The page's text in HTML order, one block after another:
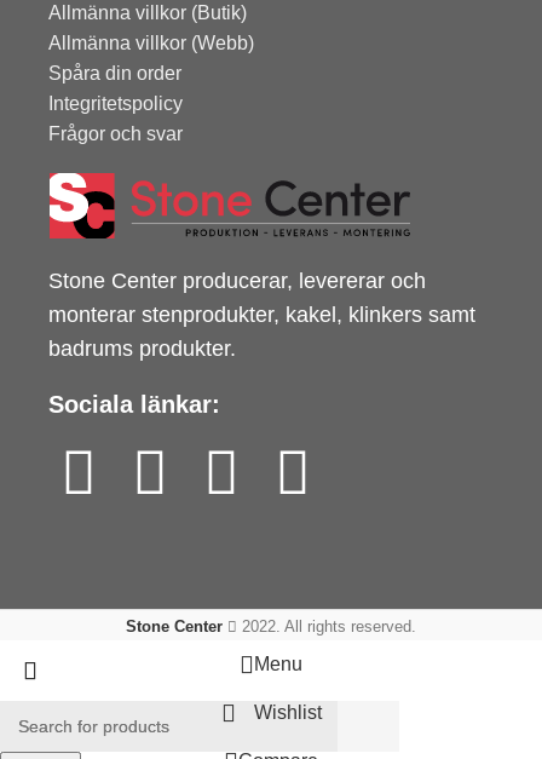
Allmänna villkor (Butik)
Allmänna villkor (Webb)
Spåra din order
Integritetspolicy
Frågor och svar
Stone Center producerar, levererar och
monterar stenprodukter, kakel, klinkers samt
badrums produkter.
Sociala länkar:
Stone Center 2022. All rights reserved.
Menu
Wishlist